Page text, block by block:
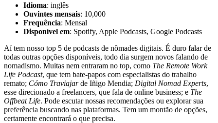
Idioma: inglês
Ouvintes mensais: 10,000
Frequência: Mensal
Disponível em: Spotify, Apple Podcasts, Google Podcasts
Aí tem nosso top 5 de podcasts de nômades digitais. É duro falar de
todas outras opções disponíveis, todo dia surgem novos falando de
nomadismo. Muitas nem entraram no top, como The Remote Work
Life Podcast, que tem bate-papos com especialistas do trabalho
remato; Cómo Traviajarde Iñigo Mendia; Digital Nomad Experts,
esse direcionado a freelancers, que fala de online business; e The
Offbeat Life. Pode escutar nossas recomendações ou explorar sua
preferência buscando nas plataformas. Tem um montão de opções,
certamente encontrará o que precisa.